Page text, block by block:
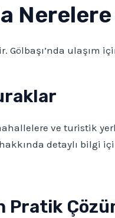
ulaşım
ve turistik
detaylı bilgi
Pratik